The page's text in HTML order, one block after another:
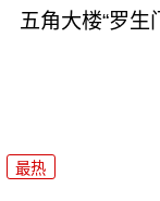
五角大楼“罗
最热